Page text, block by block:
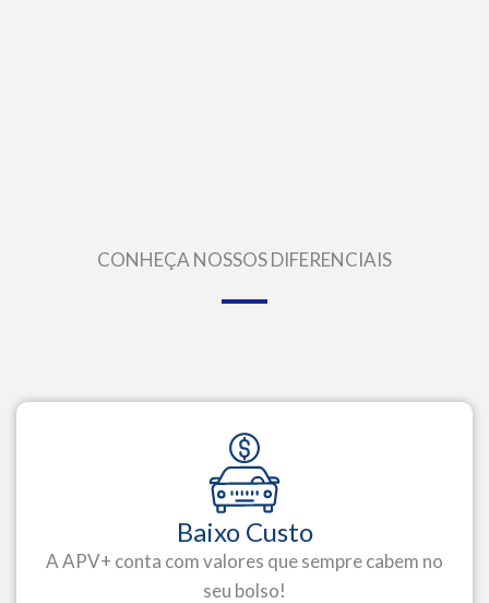
CONHEÇA NOSSOS DIFERENCIAIS
Baixo Custo
A APV+ conta com valores que sempre cabem no
seu bolso!